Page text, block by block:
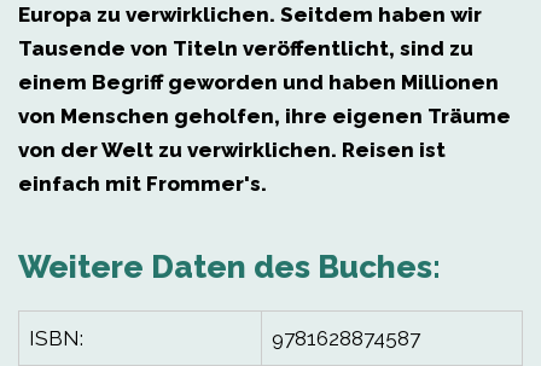
Europa zu verwirklichen. Seitdem haben wir
Tausende von Titeln veröffentlicht, sind zu
einem Begriff geworden und haben Millionen
von Menschen geholfen, ihre eigenen Träume
von der Welt zu verwirklichen. Reisen ist
einfach mit Frommer's.
Weitere Daten des Buches:
ISBN: 9781628874587